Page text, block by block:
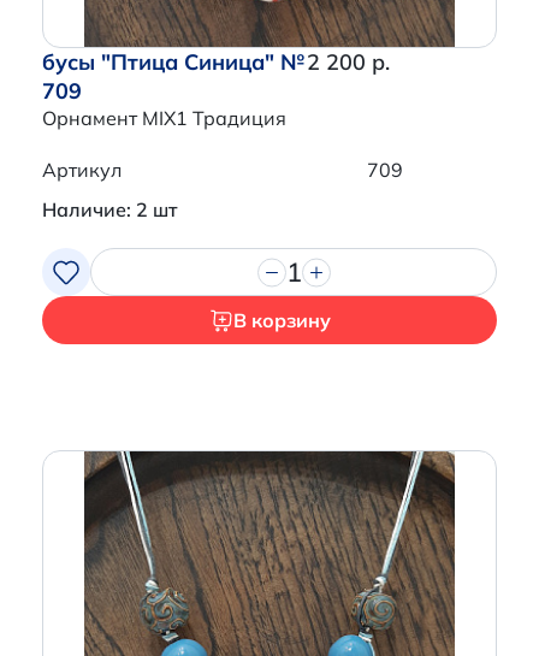
Итого:
Продолжить покупки
Перейти в корзину
бусы "Птица Синица" №
709
Орнамент MIX1 Традиция
2 200 р.
Артикул
709
Наличие: 2 шт
1
В корзину